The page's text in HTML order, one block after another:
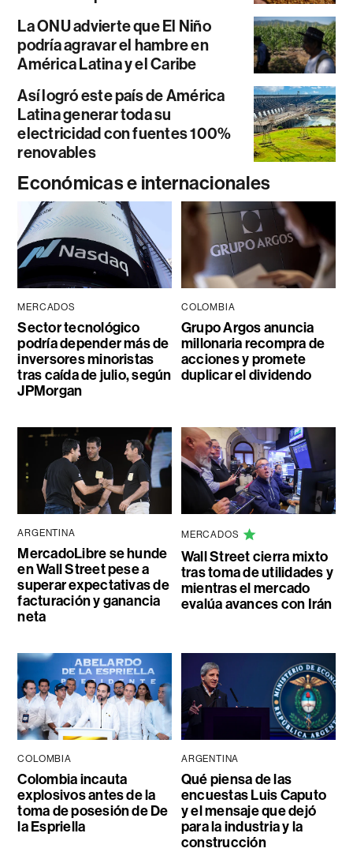
La ONU advierte que El Niño
podría agravar el hambre en
América Latina y el Caribe
Así logró este país de América
Latina generar toda su
electricidad con fuentes 100%
renovables
Económicas e internacionales
MERCADOS
Sector tecnológico
podría depender más de
inversores minoristas
tras caída de julio, según
JPMorgan
COLOMBIA
Grupo Argos anuncia
millonaria recompra de
acciones y promete
duplicar el dividendo
ARGENTINA
MercadoLibre se hunde
en Wall Street pese a
superar expectativas de
facturación y ganancia
neta
MERCADOS
Wall Street cierra mixto
tras toma de utilidades y
mientras el mercado
evalúa avances con Irán
COLOMBIA
Colombia incauta
explosivos antes de la
toma de posesión de De
la Espriella
ARGENTINA
Qué piensa de las
encuestas Luis Caputo
y el mensaje que dejó
para la industria y la
construcción